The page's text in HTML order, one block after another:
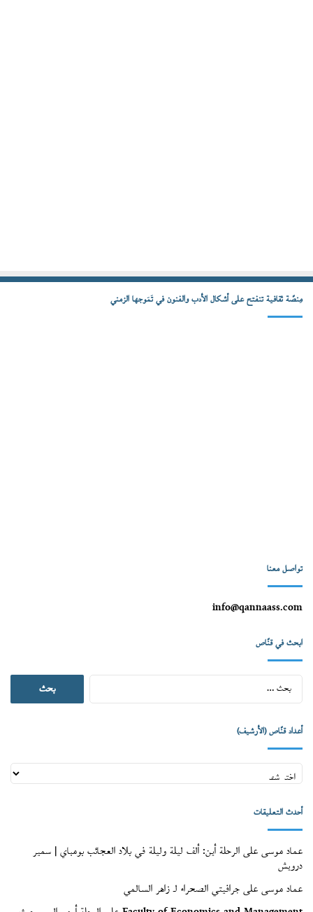
مِنصّة ثقافية تنفتح على أشكال الأدب والفنون في تَمَوجها الزمني
تواصل معنا
info@qannaass.com
ابحث في قنّاص
البحث
عن:
أعداد قنّاص (الأرشيف)
أعداد
قنّاص
أحدث التعليقات
عماد موسىعلىالرحلة أين: ألف ليلة وليلة في بلاد العجائب بومباي | سمير
درويش
عماد موسىعلىجرافيتي الصحراء لـ زاهر السالمي